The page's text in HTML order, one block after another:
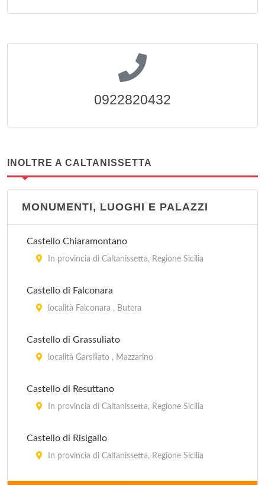
0922820432
INOLTRE A CALTANISSETTA
MONUMENTI, LUOGHI E PALAZZI
Castello Chiaramontano
In provincia di Caltanissetta, Regione Sicilia
Castello di Falconara
località Falconara , Butera
Castello di Grassuliato
località Garsiliato , Mazzarino
Castello di Resuttano
In provincia di Caltanissetta, Regione Sicilia
Castello di Risigallo
In provincia di Caltanissetta, Regione Sicilia